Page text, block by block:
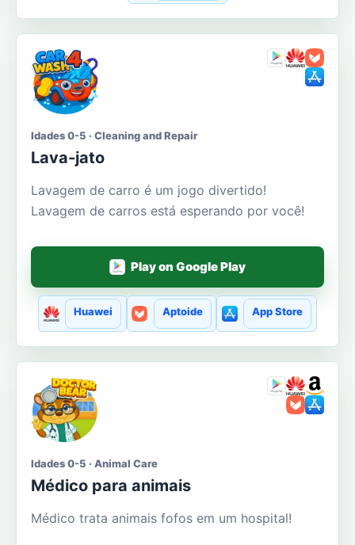
Idades 0-5 · Cleaning and Repair
Lava-jato
Lavagem de carro é um jogo divertido!
Lavagem de carros está esperando por você!
Play on Google Play
Huawei Aptoide App Store
Idades 0-5 · Animal Care
Médico para animais
Médico trata animais fofos em um hospital!